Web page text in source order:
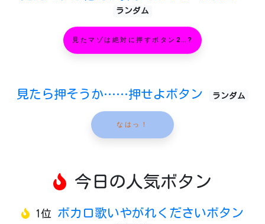
ランダム
見たマゾは絶対に押すボタン2…?
見たら押そうか……押せよボタン ランダム
なはっ！
今日の人気ボタン
1位 ボカロ歌いやがれくださいボタン